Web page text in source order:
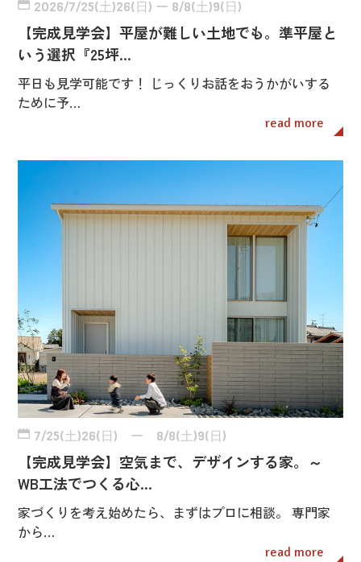
2026/7/25(土)26(日) ー 8/8(土)9(日)
【完成見学会】平屋が難しい土地でも。準平屋と
いう選択『25坪…
平日も見学可能です！ じっくりお話をおうかがいする
ために予…
read more
7/25(土)26(日) ー 8/8(土)9(日)
【完成見学会】空気まで、デザインする家。～
WB工法でつくる心…
家づくりを考え始めたら、まずはプロに相談。 専門家
から…
read more